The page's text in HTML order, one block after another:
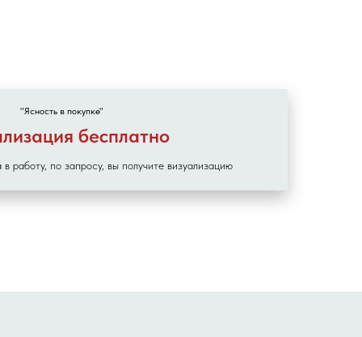
"Ясность в покупке"
бесплатно
работу, по запросу, вы получите визуализацию